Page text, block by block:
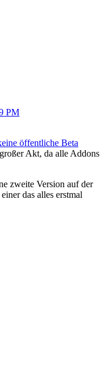
PM
öffentliche Beta
Akt, da alle Addons
zweite Version auf der
das alles erstmal